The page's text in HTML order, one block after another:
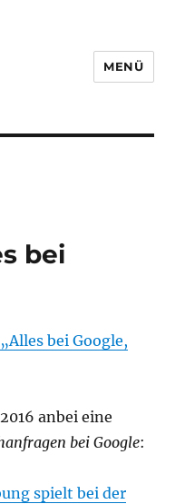
MENÜ
bei
„Alles bei Google,
anbei eine
bei Google:
spielt bei der